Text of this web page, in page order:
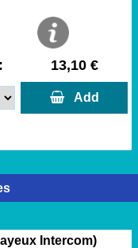
13,10 €
Add
Intercom)